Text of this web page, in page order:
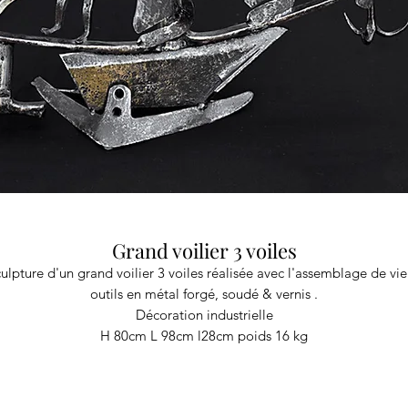
Grand voilier 3 voiles
d'un grand voilier 3 voiles réalisée avec l'assemblage de
outils en métal forgé, soudé & vernis .
Décoration industrielle
H 80cm L 98cm l28cm poids 16 kg